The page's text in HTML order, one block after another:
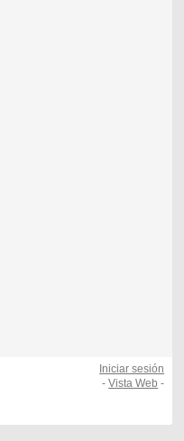
Iniciar sesión
-Vista Web -